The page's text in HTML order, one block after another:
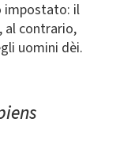
impostato: il
al contrario,
uomini dèi.